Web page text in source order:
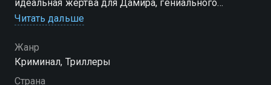
идеальная жертва для Дамира, гениального
мошенника, чей бизнес держится на человеческой
железные нервы — Дамир разведет кого угодно.
Осторожные бизнесмены, подозрительные
пенсионеры, даже параноики — все сдаются под
Читать дальше
Жанр
Криминал, Триллеры
Страна